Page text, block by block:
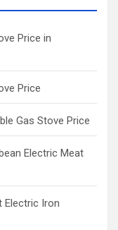
Price in
Price
Gas Stove Price
Electric Meat
Electric Iron